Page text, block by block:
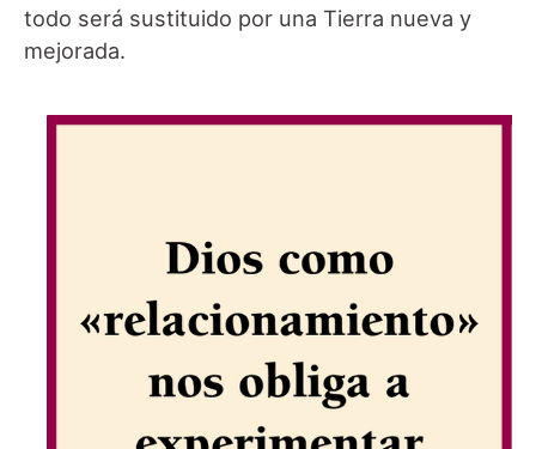
todo será sustituido por una Tierra nueva y
mejorada.